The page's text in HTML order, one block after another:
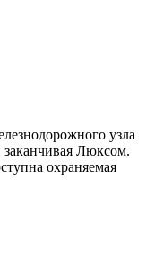
узла
заканчивая Люксом.
охраняемая